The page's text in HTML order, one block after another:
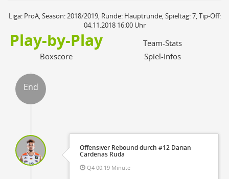
Liga: ProA, Season: 2018/2019, Runde: Hauptrunde, Spieltag: 7, Tip-Off:
04.11.2018 16:00 Uhr
Play-by-Play
Team-Stats
Boxscore
Spiel-Infos
End
Offensiver Rebound durch #12 Darian
Cardenas Ruda
Q4 00:19 Minute